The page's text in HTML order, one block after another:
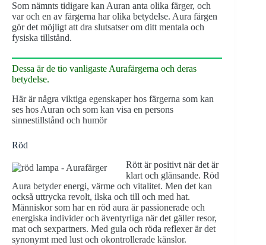
Som nämnts tidigare kan Auran anta olika färger, och
var och en av färgerna har olika betydelse. Aura färgen
gör det möjligt att dra slutsatser om ditt mentala och
fysiska tillstånd.
Dessa är de tio vanligaste Aurafärgerna och deras
betydelse.
Här är några viktiga egenskaper hos färgerna som kan
ses hos Auran och som kan visa en persons
sinnestillstånd och humör
Röd
Rött är positivt när det är
klart och glänsande. Röd
Aura betyder energi, värme och vitalitet. Men det kan
också uttrycka revolt, ilska och till och med hat.
Människor som har en röd aura är passionerade och
energiska individer och äventyrliga när det gäller resor,
mat och sexpartners. Med gula och röda reflexer är det
synonymt med lust och okontrollerade känslor.